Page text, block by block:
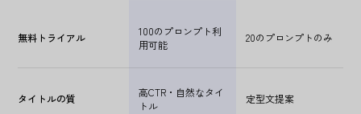
無料トライアル
100のプロンプト利
用可能
20のプロンプトのみ
タイトルの質
高CTR・自然なタイ
トル
定型文提案